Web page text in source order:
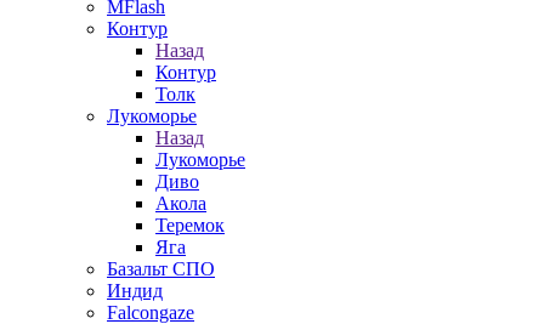
MFlash
Контур
Назад
Контур
Толк
Лукоморье
Назад
Лукоморье
Диво
Акола
Теремок
Яга
Базальт СПО
Индид
Falcongaze